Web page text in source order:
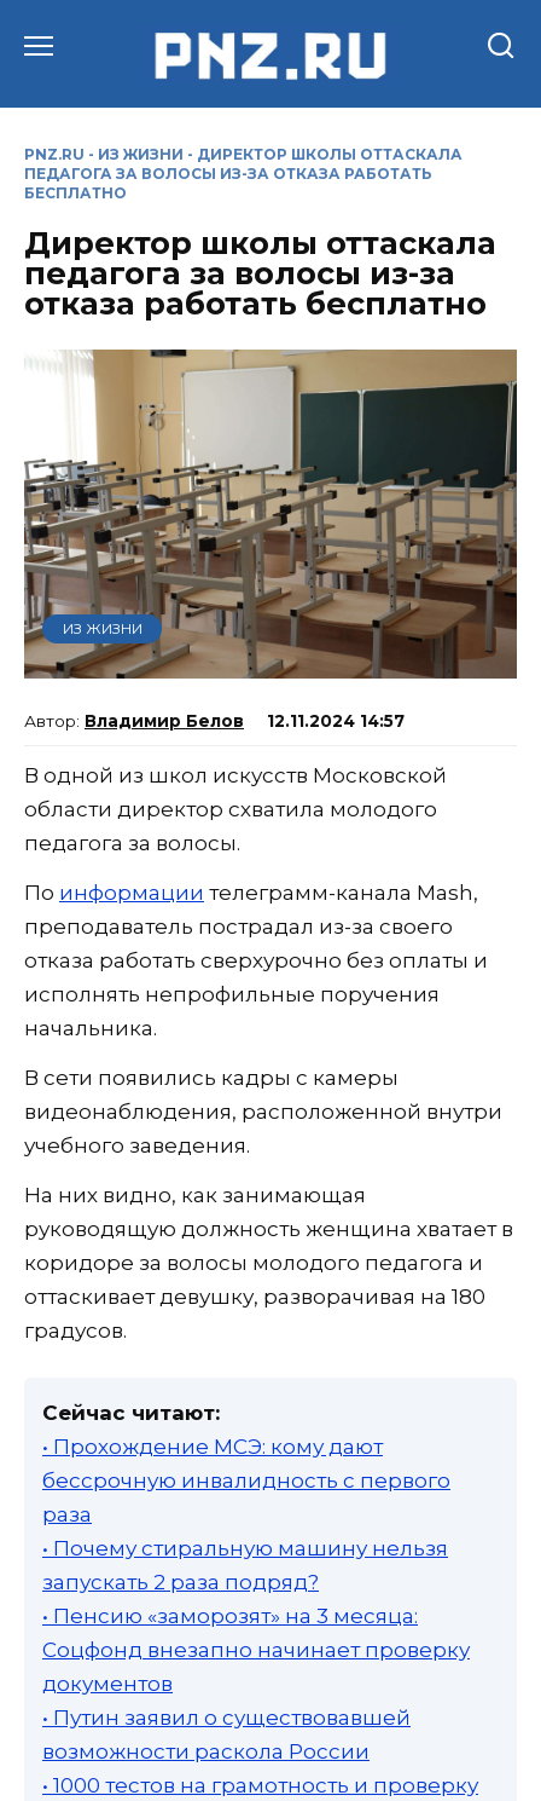
PNZ.RU - ИЗ ЖИЗНИ - ДИРЕКТОР ШКОЛЫ ОТТАСКАЛА
ПЕДАГОГА ЗА ВОЛОСЫ ИЗ-ЗА ОТКАЗА РАБОТАТЬ
БЕСПЛАТНО
Директор школы оттаскала
педагога за волосы из-за
отказа работать бесплатно
ИЗ ЖИЗНИ
Владимир Белов 12.11.2024 14:57
В одной из школ искусств Московской
области директор схватила молодого
педагога за волосы.
По информации телеграмм-канала Mash,
преподаватель пострадал из-за своего
отказа работать сверхурочно без оплаты и
исполнять непрофильные поручения
начальника.
В сети появились кадры с камеры
видеонаблюдения, расположенной внутри
учебного заведения.
На них видно, как занимающая
руководящую должность женщина хватает в
коридоре за волосы молодого педагога и
оттаскивает девушку, разворачивая на 180
градусов.
Сейчас читают:
• Прохождение МСЭ: кому дают
бессрочную инвалидность с первого
раза
• Почему стиральную машину нельзя
запускать 2 раза подряд?
• Пенсию «заморозят» на 3 месяца:
Соцфонд внезапно начинает проверку
документов
• Путин заявил о существовавшей
возможности раскола России
• 1000 тестов на грамотность и проверку